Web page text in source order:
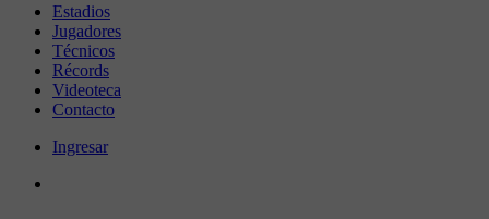
Estadios
Jugadores
Técnicos
Récords
Videoteca
Contacto
Ingresar